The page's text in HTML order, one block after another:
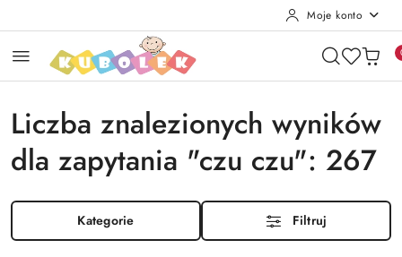
Moje konto
Liczba znalezionych wyników
dla zapytania "czu czu": 267
Kategorie Filtruj